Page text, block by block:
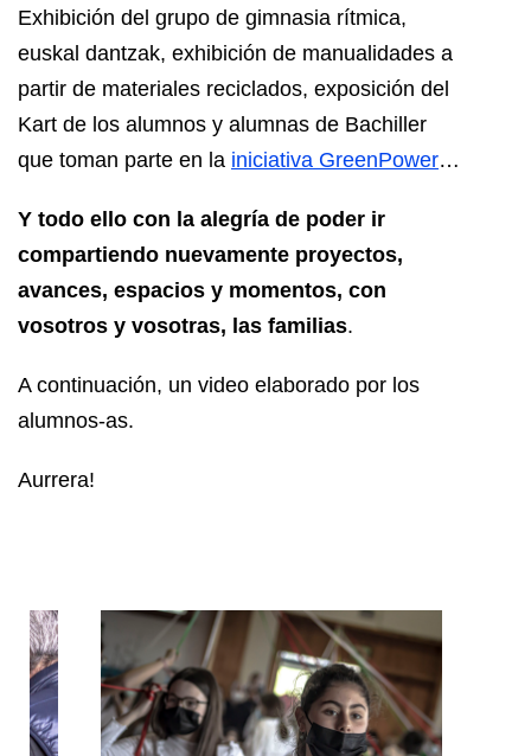
Exhibición del grupo de gimnasia rítmica,
euskal dantzak, exhibición de manualidades a
partir de materiales reciclados, exposición del
Kart de los alumnos y alumnas de Bachiller
que toman parte en la iniciativa GreenPower…
Y todo ello con la alegría de poder ir
compartiendo nuevamente proyectos,
avances, espacios y momentos, con
vosotros y vosotras, las familias.
A continuación, un video elaborado por los
alumnos-as.
Aurrera!